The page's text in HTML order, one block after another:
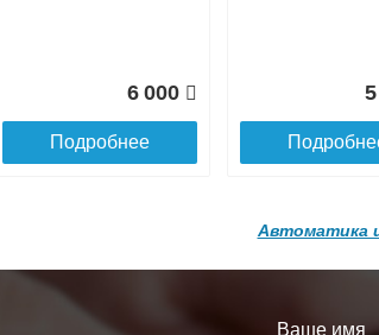
Конвектор
ITT.080.200.1200 с
Конвектор
решеткой
6 000
Подробнее
Автоматика
Ваше имя